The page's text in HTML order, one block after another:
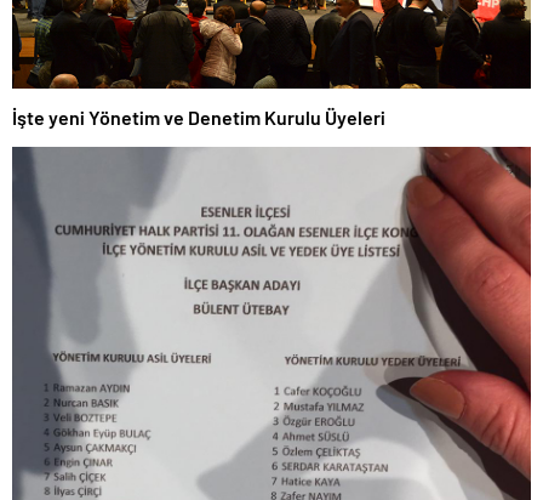
İşte yeni Yönetim ve Denetim Kurulu Üyeleri